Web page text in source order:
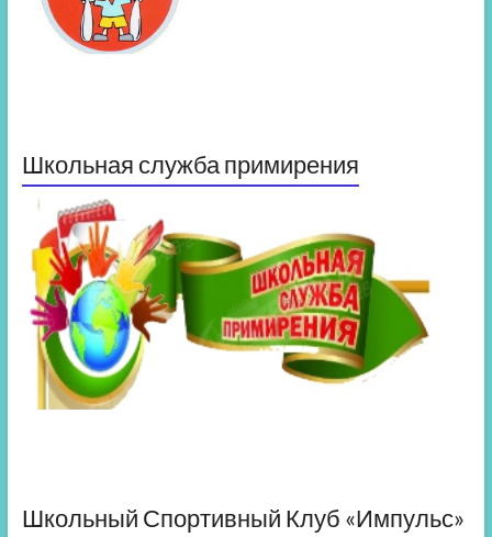
Школьная служба примирения
Школьный Спортивный Клуб «Импульс»